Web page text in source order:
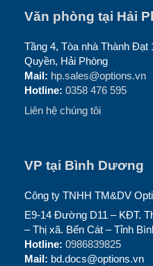
Văn phòng tại Hải
Tầng 4, Tòa nhà Thành Đạt
Quyền, Hải Phòng
Mail: hp.sales@options.vn
Hotline: 0358 476 595
Liên hệ chúng tôi
VP tại Bình Dương
Công ty TNHH TM&DV
E9-14 Đường D11 – KĐT.
– Thị xã. Bến Cát – Tỉnh
Hotline: 0986839825
Mail: bd.docs@options.vn